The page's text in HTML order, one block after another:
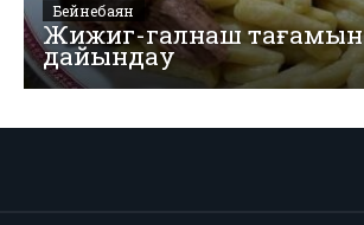
Бейнебаян
Жижиг-галнаш тағамын
дайындау